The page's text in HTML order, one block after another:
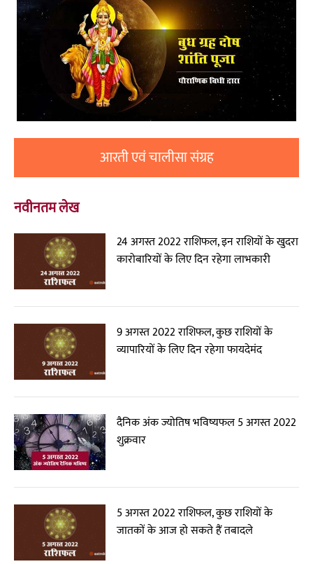
आरती एवं चालीसा संग्रह
नवीनतम लेख
24 अगस्त 2022 राशिफल, इन राशियों के खुदरा
कारोबारियों के लिए दिन रहेगा लाभकारी
9 अगस्त 2022 राशिफल, कुछ राशियों के
व्यापारियों के लिए दिन रहेगा फायदेमंद
दैनिक अंक ज्योतिष भविष्यफल 5 अगस्त 2022
शुक्रवार
5 अगस्त 2022 राशिफल, कुछ राशियों के
जातकों के आज हो सकते हैं तबादले